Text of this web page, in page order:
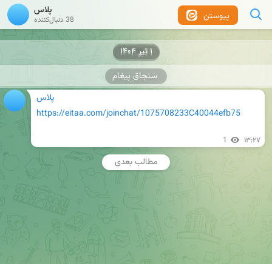
پیوستن پلاس
38 دنبال‌کننده
سنجاق پیغام
۱ تیر ۱۴۰۴۱ تیر ۱۴۰۴
پلاس
https://eitaa.com/joinchat/1075708233C40044efb75
1 ۱۳:۲۷
مطالب بعدی